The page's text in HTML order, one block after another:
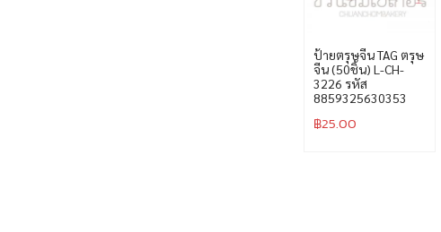
ป้ายตรุษจีน TAG ตรุษ
จีน (50ชิ้น) L-CH-
3226 รหัส
8859325630353
฿25.00